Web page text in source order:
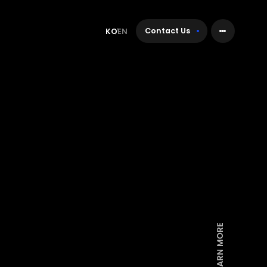
KOEN Contact Us